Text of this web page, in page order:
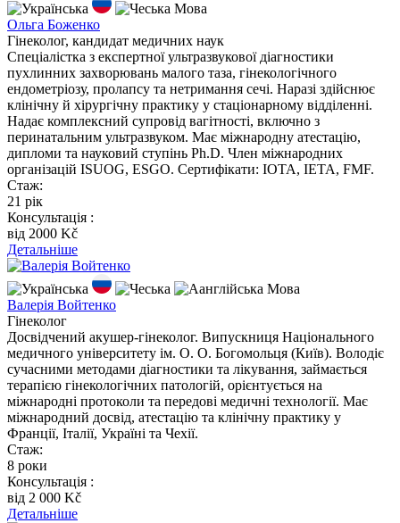
Мова
Ольга Боженко
Гінеколог, кандидат медичних наук
Спеціалістка з експертної ультразвукової діагностики
пухлинних захворювань малого таза, гінекологічного
ендометріозу, пролапсу та нетримання сечі. Наразі здійснює
клінічну й хірургічну практику у стаціонарному відділенні.
Надає комплексний супровід вагітності, включно з
перинатальним ультразвуком. Має міжнародну атестацію,
дипломи та науковий ступінь Ph.D. Член міжнародних
організацій ISUOG, ESGO. Сертифікати: IOTA, IETA, FMF.
Стаж:
21 рік
Консультація :
вiд 2000 Kč
Детальніше
Мова
Валерія Войтенко
Гінеколог
Досвідчений акушер-гінеколог. Випускниця Національного
медичного університету ім. О. О. Богомольця (Київ). Володіє
сучасними методами діагностики та лікування, займається
терапією гінекологічних патологій, орієнтується на
міжнародні протоколи та передові медичні технології. Має
міжнародний досвід, атестацію та клінічну практику у
Франції, Італії, Україні та Чехії.
Стаж:
8 роки
Консультація :
вiд 2 000 Kč
Детальніше